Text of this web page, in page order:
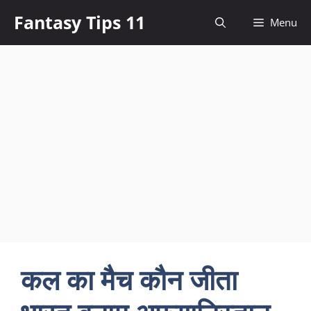
content
Fantasy Tips 11 Menu
कल का मैच कौन जीता